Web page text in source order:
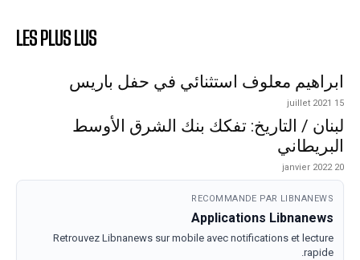
LES PLUS LUS
ابراهيم معلوف استثنائي في حفل باريس
15 juillet 2021
لبنان / التاريخ: تفكك بنك الشرق الأوسط
البريطاني
20 janvier 2022
RECOMMANDE PAR LIBNANEWS
Applications Libnanews
Retrouvez Libnanews sur mobile avec notifications et lecture
rapide.